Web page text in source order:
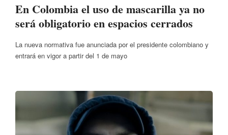
En Colombia el uso de mascarilla ya no
será obligatorio en espacios cerrados
La nueva normativa fue anunciada por el presidente colombiano y
entrará en vigor a partir del 1 de mayo